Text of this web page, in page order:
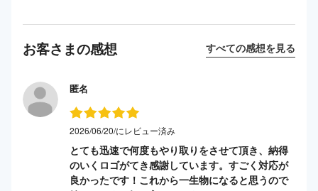
お客さまの感想 すべての感想を見る
匿名
2026/06/20/にレビュー済み
とても迅速で何度もやり取りをさせて頂き、納得
のいくロゴがてき感謝しています。すごく対応が
良かったです！これから一生物になると思うので